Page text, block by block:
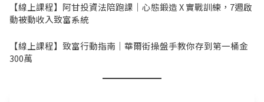
【線上課程】阿甘投資法陪跑課｜心態鍛造 X 實戰訓練，7週啟
動被動收入致富系統
【線上課程】致富行動指南｜華爾街操盤手教你存到第一桶金
300萬